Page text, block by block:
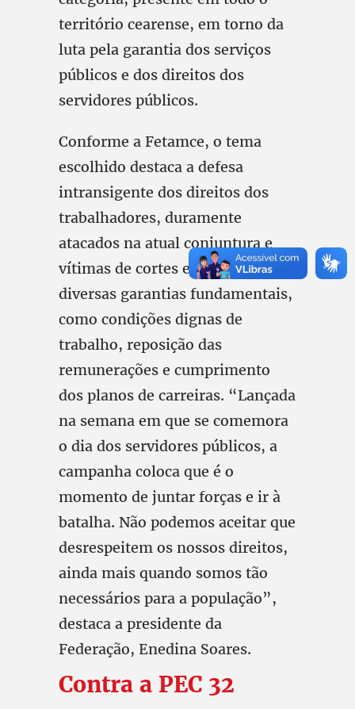
território cearense, em torno da
luta pela garantia dos serviços
públicos e dos direitos dos
servidores públicos.
Conforme a Fetamce, o tema
escolhido destaca a defesa
intransigente dos direitos dos
trabalhadores, duramente
atacados na atual conjuntura e
vítimas de cortes e negativas de
diversas garantias fundamentais,
como condições dignas de
trabalho, reposição das
remunerações e cumprimento
dos planos de carreiras. “Lançada
na semana em que se comemora
o dia dos servidores públicos, a
campanha coloca que é o
momento de juntar forças e ir à
batalha. Não podemos aceitar que
desrespeitem os nossos direitos,
ainda mais quando somos tão
necessários para a população”,
destaca a presidente da
Federação, Enedina Soares.
Contra a PEC 32